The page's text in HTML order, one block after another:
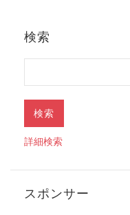
検索
詳細検索
スポンサー